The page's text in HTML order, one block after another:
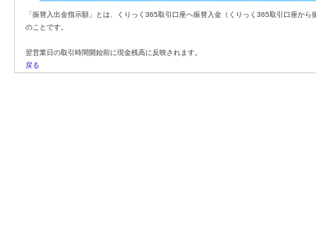
「振替入出金指示額」とは、くりっく365取引口座へ振替入金（くりっく365取引口座か
のことです。
翌営業日の取引時間開始前に現金残高に反映されます。
戻る